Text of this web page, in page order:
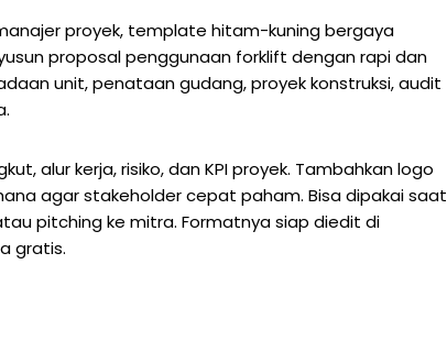
proyek, template hitam-kuning bergaya
proposal penggunaan forklift dengan rapi dan
unit, penataan gudang, proyek konstruksi, audit
alur kerja, risiko, dan KPI proyek. Tambahkan logo
agar stakeholder cepat paham. Bisa dipakai saat
pitching ke mitra. Formatnya siap diedit di
gratis.